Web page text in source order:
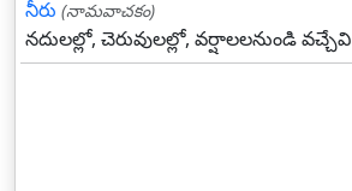
నీరు (నామవాచకం)
నదులల్లో, చెరువులల్లో, వర్షాలలనుండి వచ్చేవి